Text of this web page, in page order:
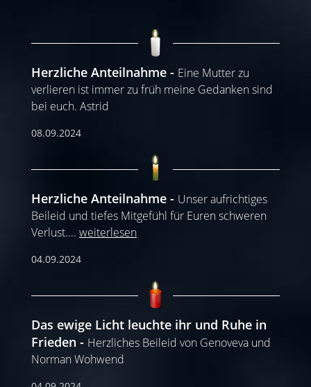
Herzliche Anteilnahme
Eine Mutter zu
verlieren ist immer zu früh meine Gedanken sind
bei euch. Astrid
08.09.2024
Herzliche Anteilnahme
Unser aufrichtiges
Beileid und tiefes Mitgefühl für Euren schweren
Verlust.... weiterlesen
04.09.2024
Das ewige Licht leuchte ihr und Ruhe in
Frieden
Herzliches Beileid von Genoveva und
Norman Wohwend